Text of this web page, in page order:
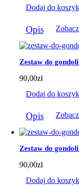
stronie
Dodaj do
Opis
Zestaw do
90,00zł
Dodaj do
Opis
Zestaw do
90,00zł
Dodaj do